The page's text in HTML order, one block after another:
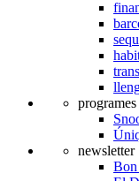
programes
newsletter
Bon